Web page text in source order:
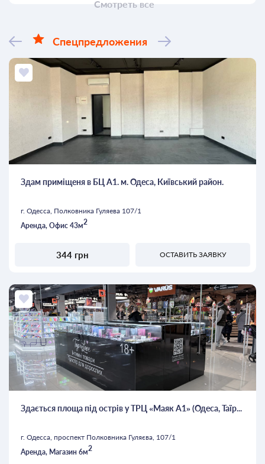
Смотреть все
Спецпредложения
Здам приміщеня в БЦ А1. м. Одеса, Київський район.
г. Одесса, Полковника Гуляева 107/1
Аренда, Офис 43м2
344 грн ОСТАВИТЬ ЗАЯВКУ
Здається площа під острів у ТРЦ «Маяк А1» (Одеса, Таїр...
г. Одесса, проспект Полковника Гуляєва, 107/1
Аренда, Магазин 6м2